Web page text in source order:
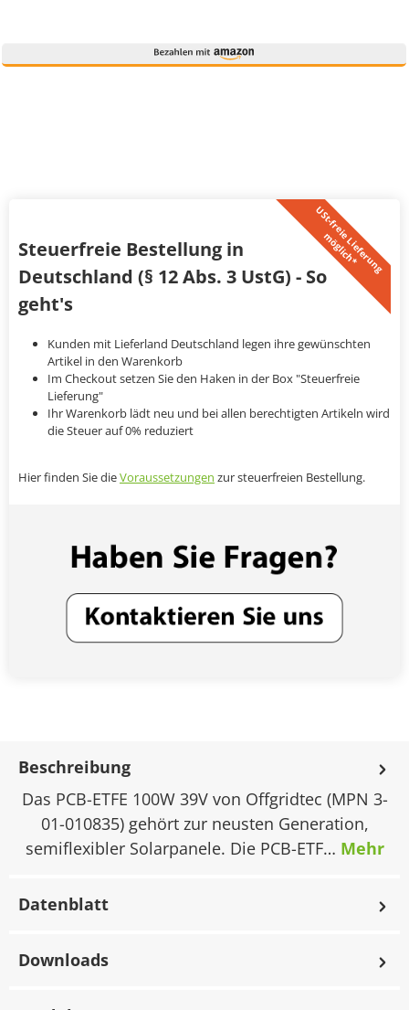
U
S
t
-
f
r
e
i
e
L
i
e
f
e
r
u
n
g
m
ö
g
l
i
c
h
*
Steuerfreie Bestellung in
Deutschland (§ 12 Abs. 3 UstG) - So
geht's
Kunden mit Lieferland Deutschland legen ihre gewünschten
Artikel in den Warenkorb
Im Checkout setzen Sie den Haken in der Box "Steuerfreie
Lieferung"
Ihr Warenkorb lädt neu und bei allen berechtigten Artikeln wird
die Steuer auf 0% reduziert
Hier finden Sie dieVoraussetzungen zur steuerfreien Bestellung.
Beschreibung
Das PCB-ETFE 100W 39V von Offgridtec (MPN 3-
01-010835) gehört zur neusten Generation,
semiflexibler Solarpanele. Die PCB-ETF… Mehr
Datenblatt
Downloads